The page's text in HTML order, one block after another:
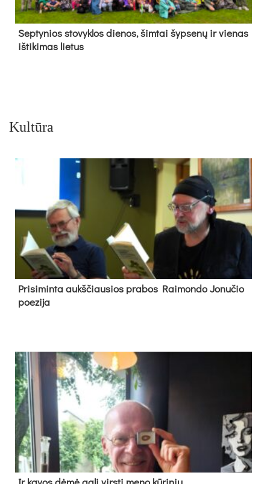
Sep­ty­nios sto­vyk­los die­nos, šim­tai šyp­se­nų ir vie­nas
iš­ti­ki­mas lie­tus
Kultūra
Pri­si­min­ta aukš­čiau­sios pra­bos Rai­mon­do Jo­nu­čio
poe­zi­ja